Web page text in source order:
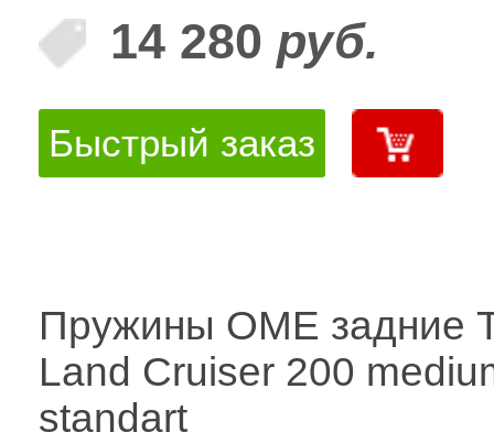
14 280 руб.
Быстрый заказ
Пружины OME задние
Land Cruiser 200
standart